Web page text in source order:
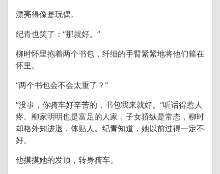
漂亮得像是玩偶。
纪青也笑了：“那就好。”
柳时怀里抱着两个书包，纤细的手臂紧紧地将他们箍在
怀里。
“两个书包会不会太重了？”
“没事，你骑车好辛苦的，书包我来就好。”听话得惹人
疼。柳家明明也是富足的人家，子女骄纵是常态，柳时
却格外知进退，体贴人。纪青知道，她以前过得一定不
好。
他摸摸她的发顶，转身骑车。